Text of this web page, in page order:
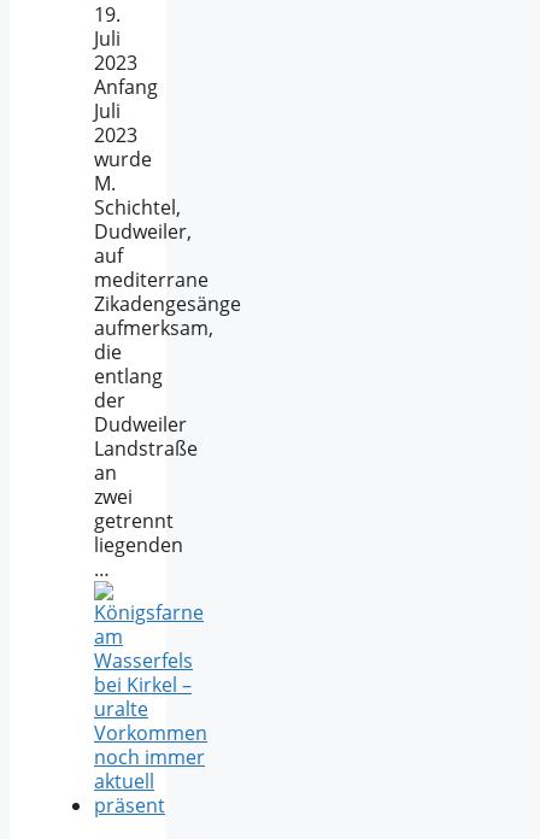
19.
Juli
2023
Anfang
Juli
2023
wurde
M.
Schichtel,
Dudweiler,
auf
mediterrane
Zikadengesänge
aufmerksam,
die
entlang
der
Dudweiler
Landstraße
an
zwei
getrennt
liegenden
…